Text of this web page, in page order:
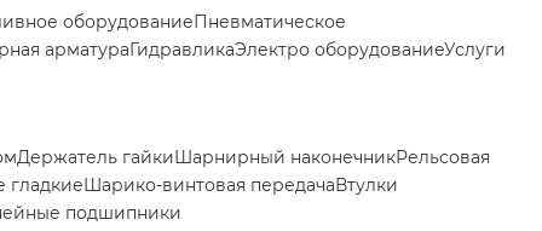
оборудованиеПневматическое
арматураГидравликаЭлектро оборудованиеУслуги
Держатель гайкиШарнирный наконечникРельсовая
гладкиеШарико-винтовая передачаВтулки
подшипники